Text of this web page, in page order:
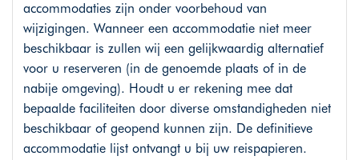
accommodaties zijn onder voorbehoud van
wijzigingen. Wanneer een accommodatie niet meer
beschikbaar is zullen wij een gelijkwaardig alternatief
voor u reserveren (in de genoemde plaats of in de
nabije omgeving). Houdt u er rekening mee dat
bepaalde faciliteiten door diverse omstandigheden niet
beschikbaar of geopend kunnen zijn. De definitieve
accommodatie lijst ontvangt u bij uw reispapieren.